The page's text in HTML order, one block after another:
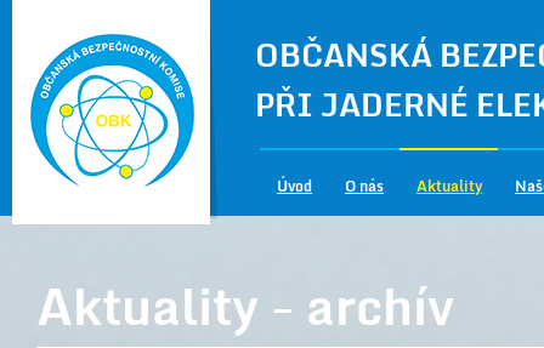
OBČANSKÁ
PŘI JADERNÉ
Úvod O nás Aktuality
Aktuality - archív